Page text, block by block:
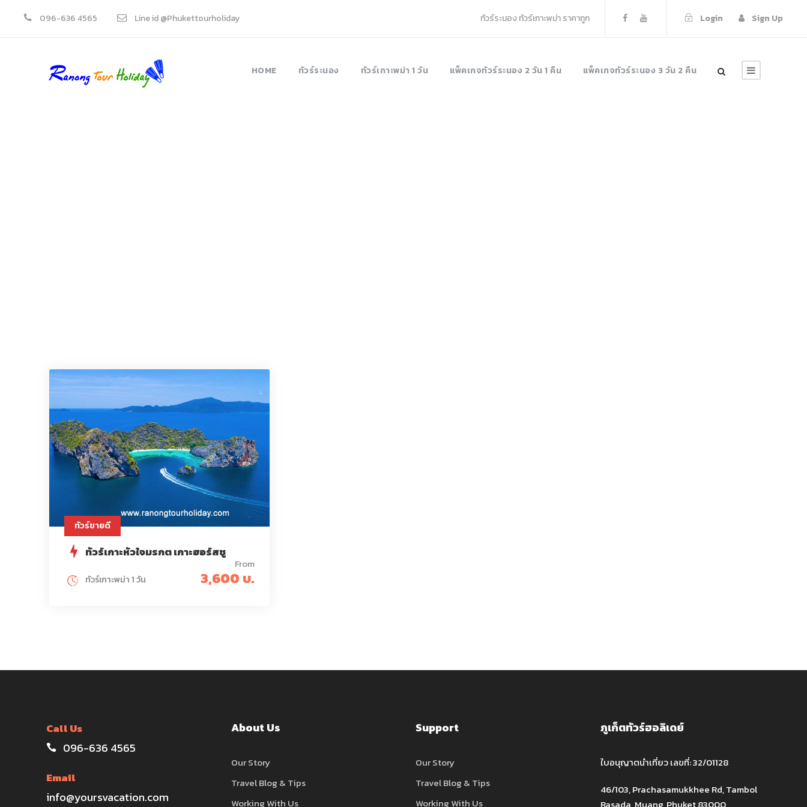
096-636 4565 Line id @Phukettourholiday ทัวร์ระนอง ทัวร์เกาะพม่า ราคาถูก Login Sign Up
HOME ทัวร์ระนอง ทัวร์เกาะพม่า 1 วัน แพ็คเกจทัวร์ระนอง 2 วัน 1 คืน แพ็คเกจทัวร์ระนอง 3 วัน 2 คืน
ทัวร์ขายดี
ทัวร์เกาะหัวใจมรกต เกาะฮอร์สชู
From
3,600 บ.
ทัวร์เกาะพม่า 1 วัน
Call Us
096-636 4565
Email
info@yoursvacation.com
About Us
Our Story
Travel Blog & Tips
Working With Us
Support
Our Story
Travel Blog & Tips
Working With Us
ภูเก็ตทัวร์ฮอลิเดย์
ใบอนุญาตนำเที่ยว เลขที่: 32/01128
46/103, Prachasamukkhee Rd, Tambol
Rasada, Muang, Phuket 83000